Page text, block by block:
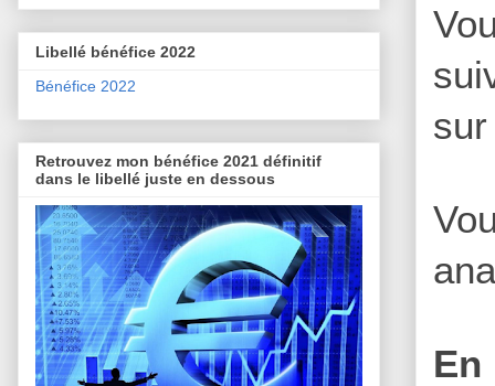
Libellé bénéfice 2022
Bénéfice 2022
Retrouvez mon bénéfice 2021 définitif
dans le libellé juste en dessous